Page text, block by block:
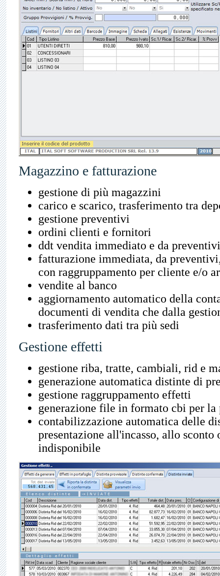
Magazzino e fatturazione
gestione di più magazzini
carico e scarico, trasferimento tra
gestione preventivi
ordini clienti e fornitori
ddt vendita immediato e da preventivi
fatturazione immediata, da
con raggruppamento per cliente e/o
vendite al banco
aggiornamento automatico della
documenti di vendita che dalla
trasferimento dati tra più sedi
Gestione effetti
gestione riba, tratte, cambiali, rid e
generazione automatica distinte di
gestione raggruppamento effetti
generazione file in formato cbi per la
contabilizzazione automatica delle
presentazione all'incasso, allo sconto
indisponibile